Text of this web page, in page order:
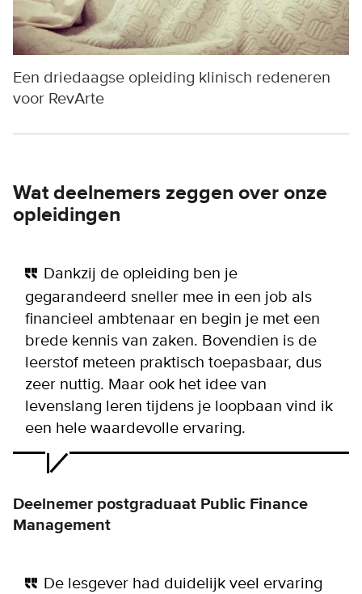
Een driedaagse opleiding klinisch redeneren
voor RevArte
Wat deelnemers zeggen over onze
opleidingen
Dankzij de opleiding ben je
gegarandeerd sneller mee in een job als
financieel ambtenaar en begin je met een
brede kennis van zaken. Bovendien is de
leerstof meteen praktisch toepasbaar, dus
zeer nuttig. Maar ook het idee van
levenslang leren tijdens je loopbaan vind ik
een hele waardevolle ervaring.
Deelnemer postgraduaat Public Finance
Management
De lesgever had duidelijk veel ervaring